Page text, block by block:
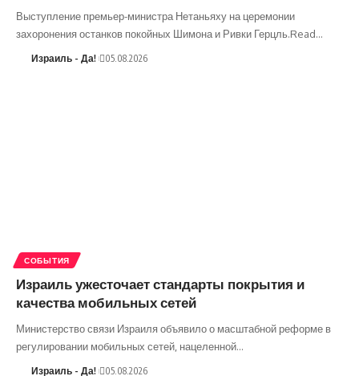
Выступление премьер-министра Нетаньяху на церемонии
захоронения останков покойных Шимона и Ривки Герцль.Read…
Израиль - Да! 05.08.2026
СОБЫТИЯ
Израиль ужесточает стандарты покрытия и
качества мобильных сетей
Министерство связи Израиля объявило о масштабной реформе в
регулировании мобильных сетей, нацеленной…
Израиль - Да! 05.08.2026